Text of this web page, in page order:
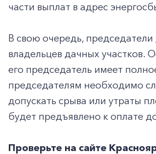
части выплат в адрес
В свою очередь,
владельцев дачных участков.
его председатель имеет
председателям необходимо
допускать срыва или утраты
будет предъявлено к оплате
Проверьте на сайте